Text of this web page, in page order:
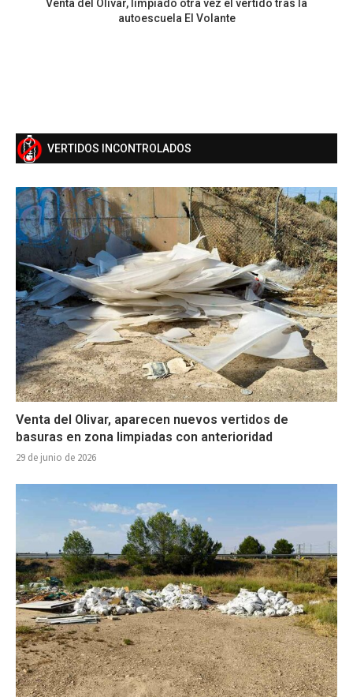
Venta del Olivar, limpiado otra vez el vertido tras la
autoescuela El Volante
VERTIDOS INCONTROLADOS
Venta del Olivar, aparecen nuevos vertidos de
basuras en zona limpiadas con anterioridad
29 de junio de 2026